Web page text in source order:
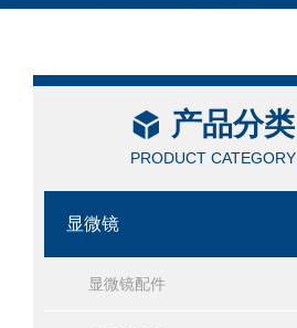
产品分类
PRODUCT CATEGORY
显微镜
显微镜配件